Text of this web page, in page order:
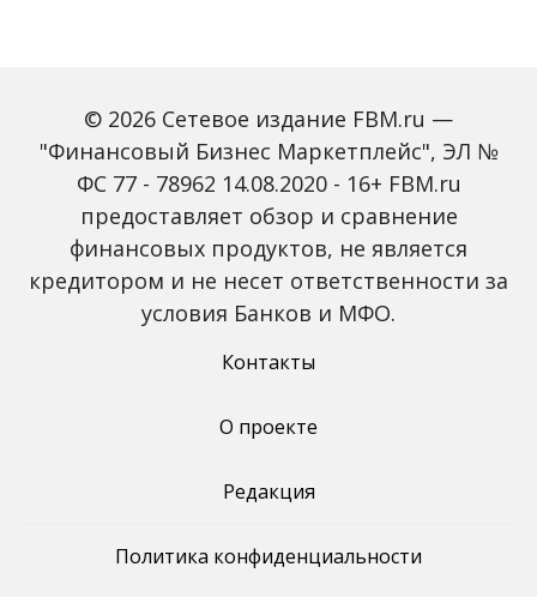
Зарплаты вырастут,
банки включат защиту
от мошенников: какие
новые законы ждут
россиян с октября
Россиян предупредили
мошенников на фоне
снижения ключевой
ставки
© 2026 Сетевое издание FBM.ru —
"Финансовый Бизнес Маркетплейс", ЭЛ №
ФС 77 - 78962 14.08.2020 - 16+ FBM.ru
предоставляет обзор и сравнение
финансовых продуктов, не является
кредитором и не несет ответственности за
условия Банков и МФО.
Контакты
О проекте
Редакция
Политика конфиденциальности